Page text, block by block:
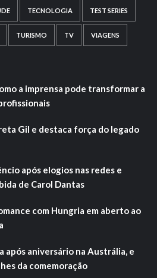
TECNOLOGIA TEST SERIES
TURISMO TV VIAGENS
a imprensa pode transformar a
Gil e destaca força do legado
após elogios nas redes e
de Carol Dantas
com Hungria em aberto ao
após aniversário na Austrália, e
da comemoração